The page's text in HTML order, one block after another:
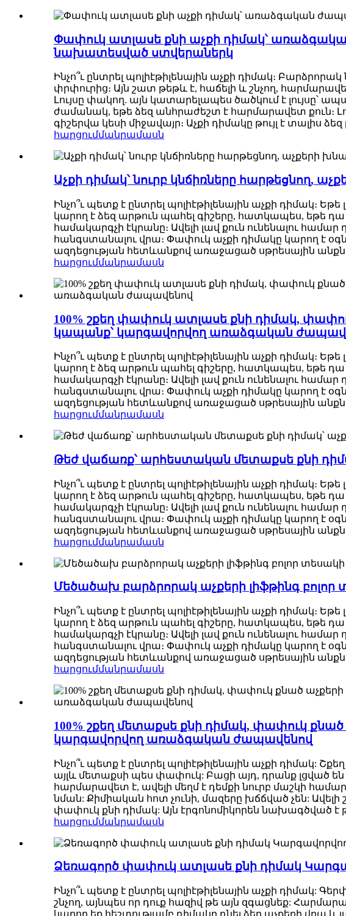
Փափուկ ատլասե քնի աչքի դիմակ՝
նախատեսված ստվերաներկ
Ինչո՞ւ ընտրել պոլիէթիլենային աչքի դիմակ։
փրփուրից։ Այն շատ թեթև է, հաճելի և շնչող,
Լույսը փակող. այն կատարելապես ծածկում է լույսը՝
ժամանակ, եթե ձեզ անհրաժեշտ է հարմարավետ քուն։
գիշերվա կեսի միջավայր։ Աչքի դիմակը թույլ է տալիս ձեզ
հարցումմանրամասն
Աչքի դիմակ՝ նուրբ կնճիռները հարթեցնող,
Ինչո՞ւ պետք է ընտրել պոլիէթիլենային աչքի դիմակ։
կարող է ձեզ արթուն պահել գիշերը, հատկապես, եթե դա
համակարգչի էկրանը։ Ավելի լավ քուն ունենալու
հանգստանալու վրա։ Փափուկ աչքի դիմակը կարող է
ազդեցության հետևանքով առաջացած սթրեսային
հարցումմանրամասն
100% շքեղ փափուկ ատլասե քնի դիմակ,
կապանք՝ կարգավորվող առաձգական
Ինչո՞ւ պետք է ընտրել պոլիէթիլենային աչքի դիմակ։
կարող է ձեզ արթուն պահել գիշերը, հատկապես, եթե դա
համակարգչի էկրանը։ Ավելի լավ քուն ունենալու
հանգստանալու վրա։ Փափուկ աչքի դիմակը կարող է
ազդեցության հետևանքով առաջացած սթրեսային
հարցումմանրամասն
Թեժ վաճառք՝ արհեստական ​​մետաքսե քնի
Ինչո՞ւ պետք է ընտրել պոլիէթիլենային աչքի դիմակ։
կարող է ձեզ արթուն պահել գիշերը, հատկապես, եթե դա
համակարգչի էկրանը։ Ավելի լավ քուն ունենալու
հանգստանալու վրա։ Փափուկ աչքի դիմակը կարող է
ազդեցության հետևանքով առաջացած սթրեսային
հարցումմանրամասն
Մեծածախ բարձրորակ աչքերի լիֆթինգ բոլոր
Ինչո՞ւ պետք է ընտրել պոլիէթիլենային աչքի դիմակ։
կարող է ձեզ արթուն պահել գիշերը, հատկապես, եթե դա
համակարգչի էկրանը։ Ավելի լավ քուն ունենալու
հանգստանալու վրա։ Փափուկ աչքի դիմակը կարող է
ազդեցության հետևանքով առաջացած սթրեսային
հարցումմանրամասն
100% շքեղ մետաքսե քնի դիմակ, փափուկ
կարգավորվող առաձգական ժապավենով
Ինչո՞ւ պետք է ընտրել պոլիէթիլենային աչքի դիմակ:
այլև մետաքսի պես փափուկ: Բացի այդ, դրանք լցված
հարմարավետ է, ավելի մեղմ է դեմքի նուրբ մաշկի
նման: Քիմիական հոտ չունի, մազերը խճճված չեն:
փափուկ քնի դիմակ: Այն էրգոնոմիկորեն նախագծված է
հարցումմանրամասն
Ձեռագործ փափուկ ատլասե քնի դիմակ
Ինչո՞ւ պետք է ընտրել պոլիէթիլենային աչքի դիմակ:
շնչող, այնպես որ դուք հազիվ թե այն զգացնեք:
կարող եք հեշտությամբ դիմակը դնել ձեր աչքերի վրա